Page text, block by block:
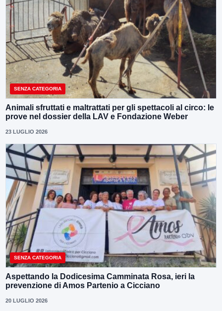
SENZA CATEGORIA
Animali sfruttati e maltrattati per gli spettacoli al circo: le
prove nel dossier della LAV e Fondazione Weber
23 LUGLIO 2026
SENZA CATEGORIA
Aspettando la Dodicesima Camminata Rosa, ieri la
prevenzione di Amos Partenio a Cicciano
20 LUGLIO 2026